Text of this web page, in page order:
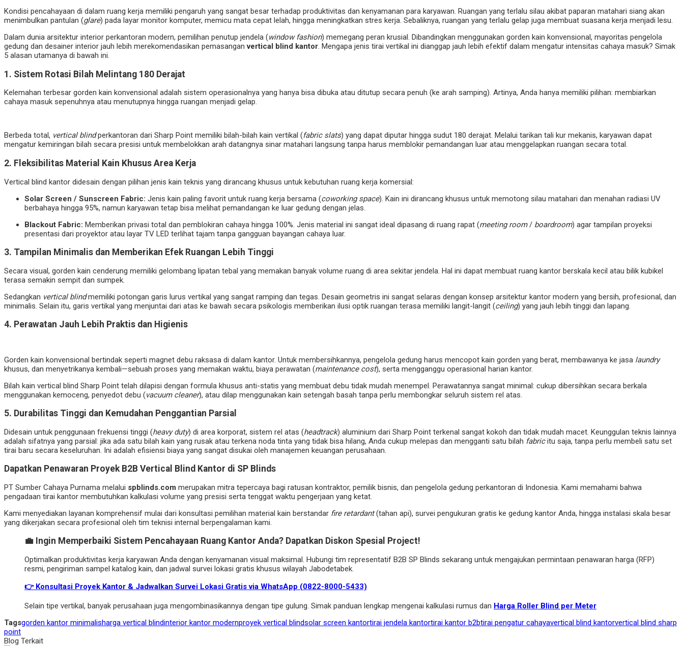
Kondisi pencahayaan di dalam ruang kerja memiliki pengaruh yang sangat besar terhadap produktivitas dan kenyamanan para karyawan. Ruangan yang terlalu silau akibat paparan matahari siang akan
menimbulkan pantulan (glare) pada layar monitor komputer, memicu mata cepat lelah, hingga meningkatkan stres kerja. Sebaliknya, ruangan yang terlalu gelap juga membuat suasana kerja menjadi lesu.
Dalam dunia arsitektur interior perkantoran modern, pemilihan penutup jendela (window fashion) memegang peran krusial. Dibandingkan menggunakan gorden kain konvensional, mayoritas pengelola
gedung dan desainer interior jauh lebih merekomendasikan pemasanganvertical blind kantor. Mengapa jenis tirai vertikal ini dianggap jauh lebih efektif dalam mengatur intensitas cahaya masuk? Simak
5 alasan utamanya di bawah ini.
1. Sistem Rotasi Bilah Melintang 180 Derajat
Kelemahan terbesar gorden kain konvensional adalah sistem operasionalnya yang hanya bisa dibuka atau ditutup secara penuh (ke arah samping). Artinya, Anda hanya memiliki pilihan: membiarkan
cahaya masuk sepenuhnya atau menutupnya hingga ruangan menjadi gelap.
Berbeda total, vertical blindperkantoran dari Sharp Point memiliki bilah-bilah kain vertikal (fabric slats) yang dapat diputar hingga sudut 180 derajat. Melalui tarikan tali kur mekanis, karyawan dapat
mengatur kemiringan bilah secara presisi untuk membelokkan arah datangnya sinar matahari langsung tanpa harus memblokir pemandangan luar atau menggelapkan ruangan secara total.
2. Fleksibilitas Material Kain Khusus Area Kerja
Vertical blind kantor didesain dengan pilihan jenis kain teknis yang dirancang khusus untuk kebutuhan ruang kerja komersial:
Solar Screen / Sunscreen Fabric: Jenis kain paling favorit untuk ruang kerja bersama (coworking space). Kain ini dirancang khusus untuk memotong silau matahari dan menahan radiasi UV
berbahaya hingga 95%, namun karyawan tetap bisa melihat pemandangan ke luar gedung dengan jelas.
Blackout Fabric: Memberikan privasi total dan pemblokiran cahaya hingga 100%. Jenis material ini sangat ideal dipasang di ruang rapat (meeting room/ boardroom) agar tampilan proyeksi
presentasi dari proyektor atau layar TV LED terlihat tajam tanpa gangguan bayangan cahaya luar.
3. Tampilan Minimalis dan Memberikan Efek Ruangan Lebih Tinggi
Secara visual, gorden kain cenderung memiliki gelombang lipatan tebal yang memakan banyak volume ruang di area sekitar jendela. Hal ini dapat membuat ruang kantor berskala kecil atau bilik kubikel
terasa semakin sempit dan sumpek.
Sedangkan vertical blindmemiliki potongan garis lurus vertikal yang sangat ramping dan tegas. Desain geometris ini sangat selaras dengan konsep arsitektur kantor modern yang bersih, profesional, dan
minimalis. Selain itu, garis vertikal yang menjuntai dari atas ke bawah secara psikologis memberikan ilusi optik ruangan terasa memiliki langit-langit (ceiling) yang jauh lebih tinggi dan lapang.
4. Perawatan Jauh Lebih Praktis dan Higienis
Gorden kain konvensional bertindak seperti magnet debu raksasa di dalam kantor. Untuk membersihkannya, pengelola gedung harus mencopot kain gorden yang berat, membawanya ke jasa laundry
khusus, dan menyetrikanya kembali—sebuah proses yang memakan waktu, biaya perawatan (maintenance cost), serta mengganggu operasional harian kantor.
Bilah kain vertical blind Sharp Point telah dilapisi dengan formula khusus anti-statis yang membuat debu tidak mudah menempel. Perawatannya sangat minimal: cukup dibersihkan secara berkala
menggunakan kemoceng, penyedot debu (vacuum cleaner), atau dilap menggunakan kain setengah basah tanpa perlu membongkar seluruh sistem rel atas.
5. Durabilitas Tinggi dan Kemudahan Penggantian Parsial
Didesain untuk penggunaan frekuensi tinggi (heavy duty) di area korporat, sistem rel atas (headtrack) aluminium dari Sharp Point terkenal sangat kokoh dan tidak mudah macet. Keunggulan teknis lainnya
adalah sifatnya yang parsial: jika ada satu bilah kain yang rusak atau terkena noda tinta yang tidak bisa hilang, Anda cukup melepas dan mengganti satu bilah fabricitu saja, tanpa perlu membeli satu set
tirai baru secara keseluruhan. Ini adalah efisiensi biaya yang sangat disukai oleh manajemen keuangan perusahaan.
Dapatkan Penawaran Proyek B2B Vertical Blind Kantor di SP Blinds
PT Sumber Cahaya Purnama melalui spblinds.com merupakan mitra tepercaya bagi ratusan kontraktor, pemilik bisnis, dan pengelola gedung perkantoran di Indonesia. Kami memahami bahwa
pengadaan tirai kantor membutuhkan kalkulasi volume yang presisi serta tenggat waktu pengerjaan yang ketat.
Kami menyediakan layanan komprehensif mulai dari konsultasi pemilihan material kain berstandar fire retardant(tahan api), survei pengukuran gratis ke gedung kantor Anda, hingga instalasi skala besar
yang dikerjakan secara profesional oleh tim teknisi internal berpengalaman kami.
💼 Ingin Memperbaiki Sistem Pencahayaan Ruang Kantor Anda? Dapatkan Diskon Spesial Project!
Optimalkan produktivitas kerja karyawan Anda dengan kenyamanan visual maksimal. Hubungi tim representatif B2B SP Blinds sekarang untuk mengajukan permintaan penawaran harga (RFP)
resmi, pengiriman sampel katalog kain, dan jadwal survei lokasi gratis khusus wilayah Jabodetabek.
👉 Konsultasi Proyek Kantor & Jadwalkan Survei Lokasi Gratis via WhatsApp (0822-8000-5433)
Selain tipe vertikal, banyak perusahaan juga mengombinasikannya dengan tipe gulung. Simak panduan lengkap mengenai kalkulasi rumus dan Harga Roller Blind per Meter
Tagsgorden kantor minimalisharga vertical blindinterior kantor modernproyek vertical blindsolar screen kantortirai jendela kantortirai kantor b2btirai pengatur cahayavertical blind kantorvertical blind sharp
point
Blog Terkait